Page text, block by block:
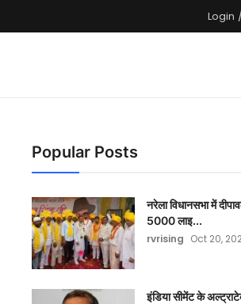
Login
Popular Posts
नरेला विधानसभा में
5000 लाइ...
rvrising Oct 20,
इंडिया सीमेंट के